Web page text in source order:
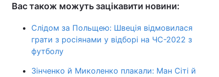
Вас також можуть зацікавити новини:
Слідом за Польщею: Швеція відмовилася
грати з росіянами у відборі на ЧС-2022 з
футболу
Зінченко й Миколенко плакали: Ман Сіті й